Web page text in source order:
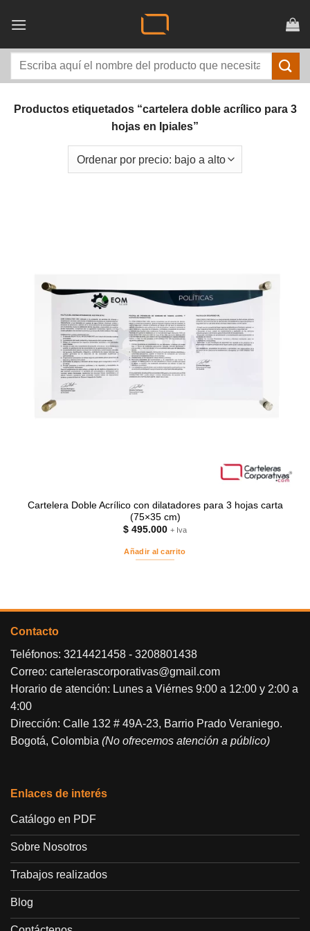
Buscar
Productos etiquetados “cartelera doble acrílico para 3
hojas en Ipiales”
Cartelera Doble Acrílico con dilatadores para 3 hojas carta
(75×35 cm)
$ 495.000 + Iva
Añadir al carrito
Contacto
Teléfonos: 3214421458 - 3208801438
Correo: cartelerascorporativas@gmail.com
Horario de atención: Lunes a Viérnes 9:00 a 12:00 y 2:00 a
4:00
Dirección: Calle 132 # 49A-23, Barrio Prado Veraniego.
Bogotá, Colombia (No ofrecemos atención a público)
Enlaces de interés
Catálogo en PDF
Sobre Nosotros
Trabajos realizados
Blog